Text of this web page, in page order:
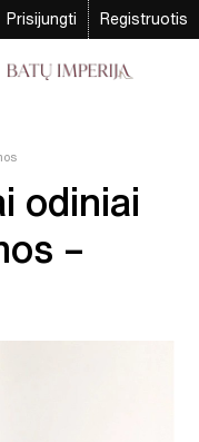
Prisijungti Registruotis
odiniai
–